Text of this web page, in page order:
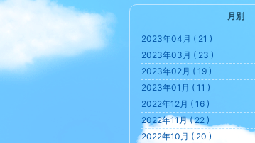
月別
2023年04月 ( 21 )
2023年03月 ( 23 )
2023年02月 ( 19 )
2023年01月 ( 11 )
2022年12月 ( 16 )
2022年11月 ( 22 )
2022年10月 ( 20 )